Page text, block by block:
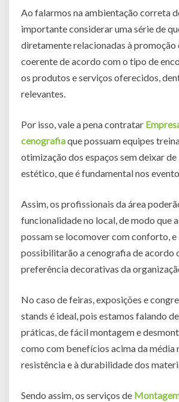
Ao falarmos na ambientação correta
importante considerar uma série de
diretamente relacionadas à promoção
coerente de acordo com o tipo de
os produtos e serviços oferecidos,
relevantes.
Por isso, vale a pena contratar
cenografiaque possuam equipes
otimização dos espaços sem deixar
estético, que é fundamental nos
Assim, os profissionais da área
funcionalidade no local, de modo que
possam se locomover com conforto, e
possibilitarão a cenografia de acordo
preferência decorativas da
No caso de feiras, exposições e
stands é ideal, pois estamos falando
práticas, de fácil montagem e
como com benefícios acima da média
resistência e à durabilidade dos
Sendo assim, os serviços de